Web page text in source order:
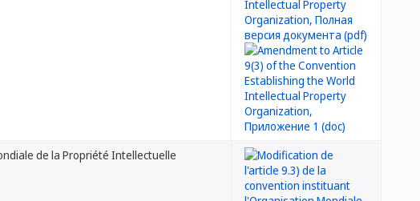
de la Propriété Intellectuelle